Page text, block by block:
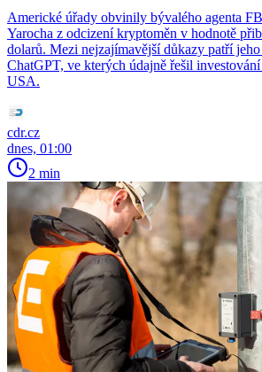
Americké úřady obvinily bývalého agenta
Yarocha z odcizení kryptoměn v hodnotě
dolarů. Mezi nejzajímavější důkazy patří
ChatGPT, ve kterých údajně řešil
USA.
cdr.cz
dnes, 01:00
2 min